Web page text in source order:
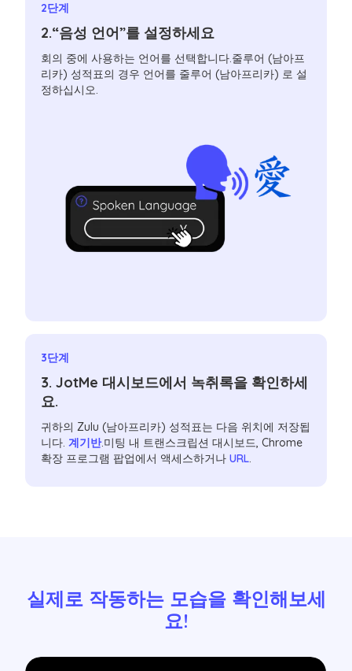
2단계
2.“음성 언어”를 설정하세요
회의 중에 사용하는 언어를 선택합니다.줄루어 (남아프
리카) 성적표의 경우 언어를 줄루어 (남아프리카) 로 설
정하십시오.
3단계
3. JotMe 대시보드에서 녹취록을 확인하세
요.
귀하의 Zulu (남아프리카) 성적표는 다음 위치에 저장됩
니다.계기반.미팅 내 트랜스크립션 대시보드, Chrome
확장 프로그램 팝업에서 액세스하거나URL.
실제로 작동하는 모습을 확인해보세
요!